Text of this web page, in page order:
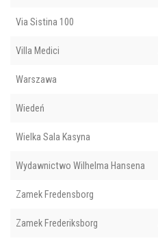
Via Sistina 100
Villa Medici
Warszawa
Wiedeń
Wielka Sala Kasyna
Wydawnictwo Wilhelma Hansena
Zamek Fredensborg
Zamek Frederiksborg